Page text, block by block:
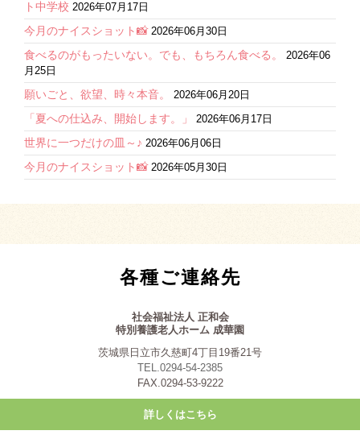
ト中学校 2026年07月17日
今月のナイスショット📸 2026年06月30日
食べるのがもったいない。でも、もちろん食べる。
2026年06
月25日
願いごと、欲望、時々本音。 2026年06月20日
「夏への仕込み、開始します。」 2026年06月17日
世界に一つだけの皿～♪ 2026年06月06日
今月のナイスショット📸 2026年05月30日
各種ご連絡先
社会福祉法人 正和会
特別養護老人ホーム 成華園
茨城県日立市久慈町4丁目19番21号
TEL.0294-54-2385
FAX.0294-53-9222
詳しくはこちら